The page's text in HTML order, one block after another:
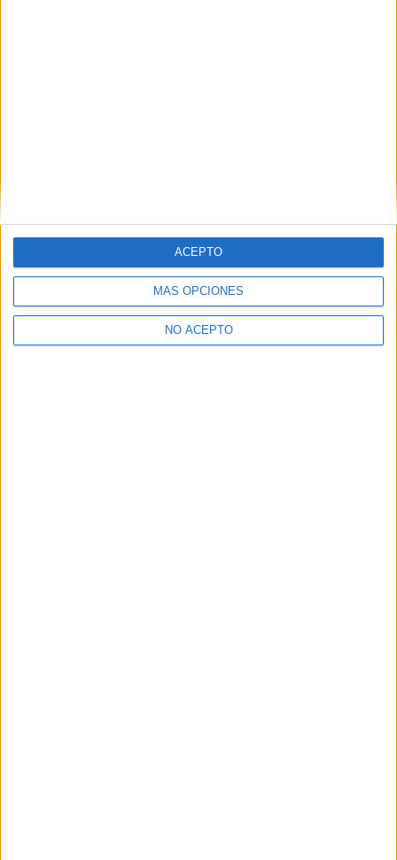
MÁS OPCIONES
NO ACEPTO
ACEPTO